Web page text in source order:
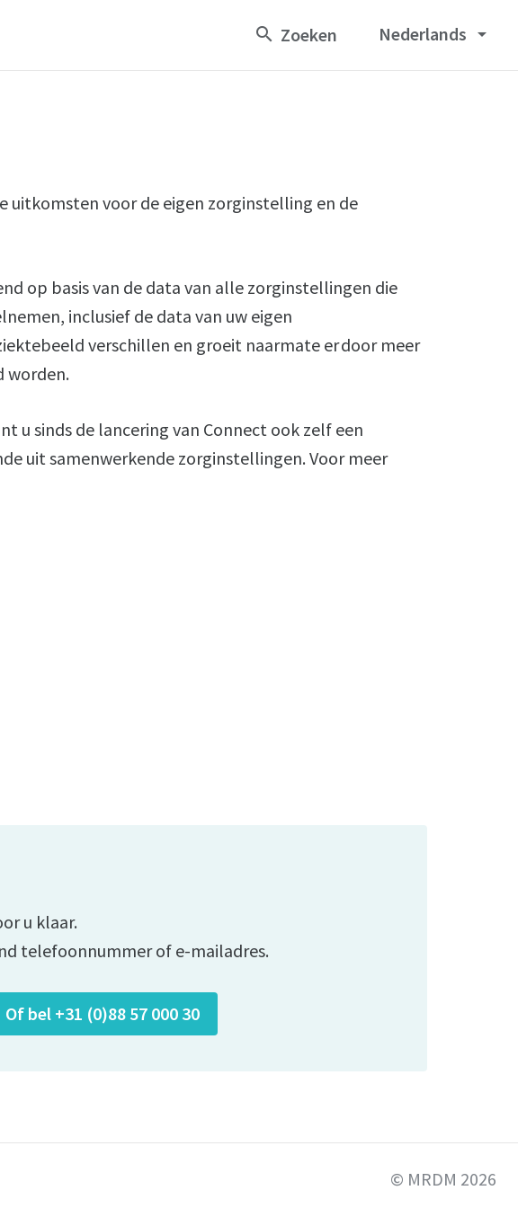
Nederlands arrow_drop_down
uitkomsten voor de eigen zorginstelling en de
op basis van de data van alle zorginstellingen die
inclusief de data van uw eigen
verschillen en groeit naarmate er door meer
worden.
u sinds de lancering van Connect ook zelf een
uit samenwerkende zorginstellingen. Voor meer
u klaar.
telefoonnummer of e-mailadres.
Of bel +31 (0)88 57 000 30
© MRDM 2026